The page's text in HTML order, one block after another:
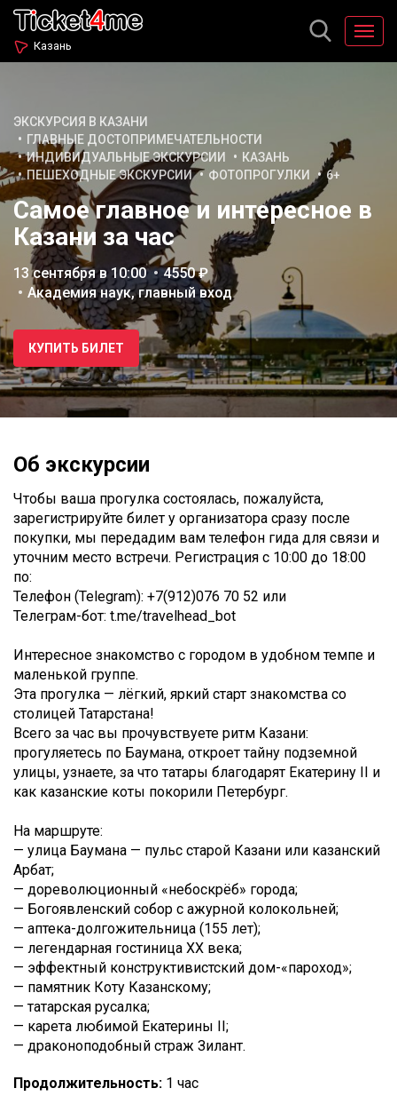
Казань
ЭКСКУРСИЯ В КАЗАНИ
ГЛАВНЫЕ ДОСТОПРИМЕЧАТЕЛЬНОСТИ
ИНДИВИДУАЛЬНЫЕ ЭКСКУРСИИ
КАЗАНЬ
ПЕШЕХОДНЫЕ ЭКСКУРСИИ
ФОТОПРОГУЛКИ 6+
Самое главное и интересное в
Казани за час
13 сентября в 10:00
4550 ₽
Академия наук, главный вход
КУПИТЬ БИЛЕТ
Об экскурсии
Чтобы ваша прогулка состоялась, пожалуйста,
зарегистрируйте билет у организатора сразу после
покупки, мы передадим вам телефон гида для связи и
уточним место встречи. Регистрация с 10:00 до 18:00
по:
Телефон (Telegram): +7(912)076 70 52 или
Телеграм-бот: t.me/travelhead_bot
Интересное знакомство с городом в удобном темпе и
маленькой группе.
Эта прогулка — лёгкий, яркий старт знакомства со
столицей Татарстана!
Всего за час вы прочувствуете ритм Казани:
прогуляетесь по Баумана, откроет тайну подземной
улицы, узнаете, за что татары благодарят Екатерину II и
как казанские коты покорили Петербург.
На маршруте:
— улица Баумана — пульс старой Казани или казанский
Арбат;
— дореволюционный «небоскрёб» города;
— Богоявленский собор с ажурной колокольней;
— аптека-долгожительница (155 лет);
— легендарная гостиница XX века;
— эффектный конструктивистский дом-«пароход»;
— памятник Коту Казанскому;
— татарская русалка;
— карета любимой Екатерины II;
— драконоподобный страж Зилант.
Продолжительность: 1 час